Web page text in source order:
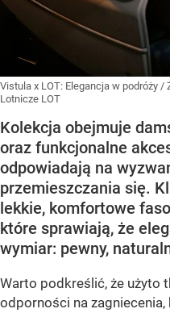
Vistula x LOT: Elegancja w podróży /
Lotnicze LOT
Kolekcja obejmuje
oraz funkcjonalne
odpowiadają na
przemieszczania się.
lekkie, komfortowe
które sprawiają, że
wymiar: pewny,
Warto podkreślić, że użyto
odporności na zagniecenia,